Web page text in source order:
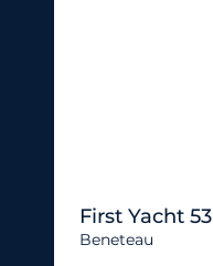
First Yacht 53
Beneteau